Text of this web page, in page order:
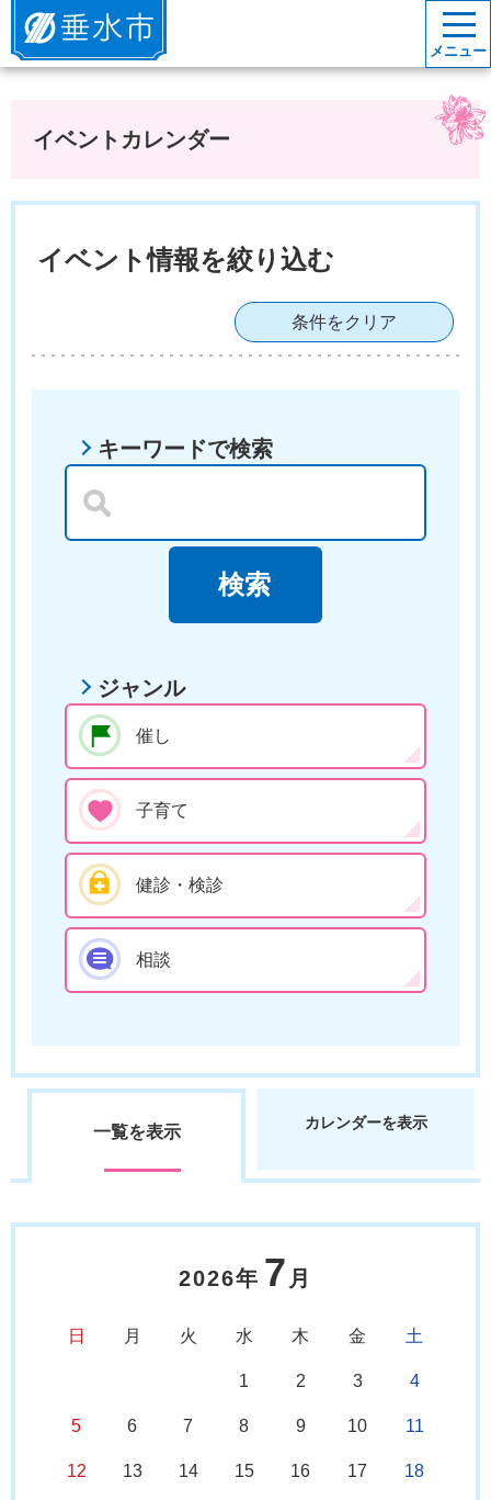
垂水市
メニュー
イベントカレンダー
イベント情報を絞り込む
条件をクリア
キーワードで検索
ジャンル
催し
子育て
健診・検診
相談
一覧を表示 カレンダーを表示
2026年 7 月
日 月 火 水 木 金 土
1 2 3 4
5 6 7 8 9 10 11
12 13 14 15 16 17 18